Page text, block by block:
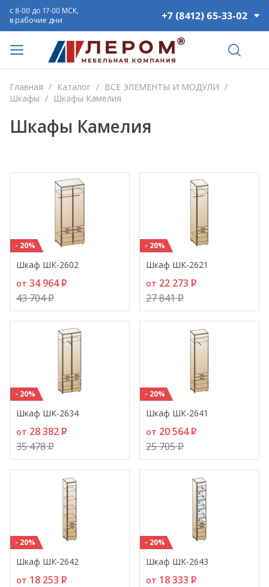
+7 (8412) 65-33-02
с 8-00 до 17-00 МСК,
в рабочие дни
Главная / Каталог / ВСЕ ЭЛЕМЕНТЫ И МОДУЛИ /
Шкафы / Шкафы Камелия
Шкафы Камелия
- 20%
Шкаф ШК-2602
от 34 964P
43 704P
- 20%
Шкаф ШК-2621
от 22 273 P
27 841P
- 20%
Шкаф ШК-2634
от 28 382 P
35 478P
- 20%
Шкаф ШК-2641
от 20 564P
25 705P
- 20%
Шкаф ШК-2642
от 18 253 P
- 20%
Шкаф ШК-2643
от 18 333 P